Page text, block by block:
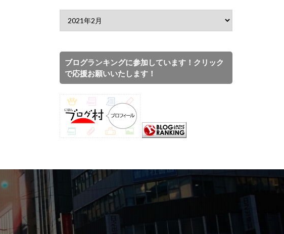
ブログランキングに参加しています！クリック
で応援お願いいたします！